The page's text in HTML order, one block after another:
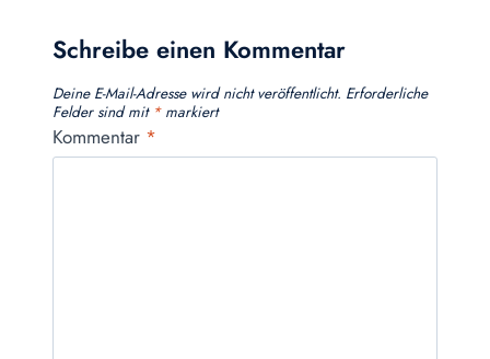
Schreibe einen Kommentar
Deine E-Mail-Adresse wird nicht veröffentlicht. Erforderliche
Felder sind mit *markiert
Kommentar *